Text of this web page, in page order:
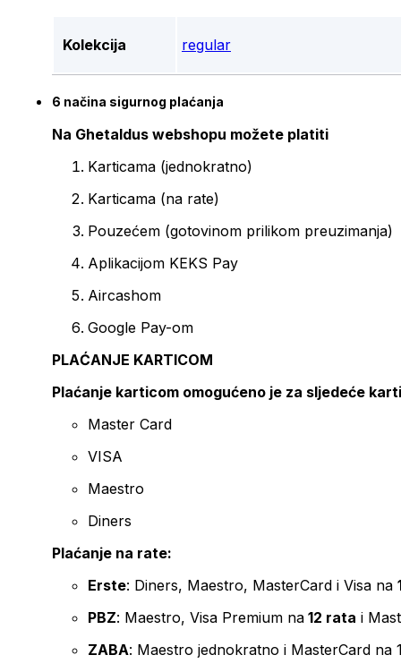
Kolekcija regular
6 načina sigurnog plaćanja
Na Ghetaldus webshopu možete platiti
Karticama (jednokratno)
Karticama (na rate)
Pouzećem (gotovinom prilikom preuzimanja)
Aplikacijom KEKS Pay
Aircashom
Google Pay-om
PLAĆANJE KARTICOM
Plaćanje karticom omogućeno je za sljedeće
Master Card
VISA
Maestro
Diners
Plaćanje na rate:
Erste: Diners, Maestro, MasterCard i Visa na
PBZ: Maestro, Visa Premium na 12 rata i
ZABA: Maestro jednokratno i MasterCard na